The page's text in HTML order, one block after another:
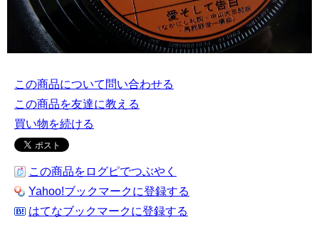
この商品について問い合わせる
この商品を友達に教える
買い物を続ける
この商品をログピでつぶやく
Yahoo!ブックマークに登録する
はてなブックマークに登録する